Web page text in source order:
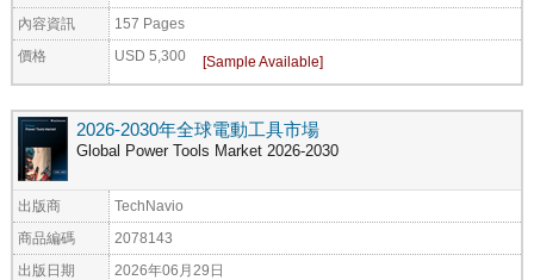
內容資訊 157 Pages
價格 USD 5,300
2026-2030年全球電動工具市場
Global Power Tools Market 2026-2030
出版商 TechNavio
商品編碼 2078143
出版日期 2026年06月29日